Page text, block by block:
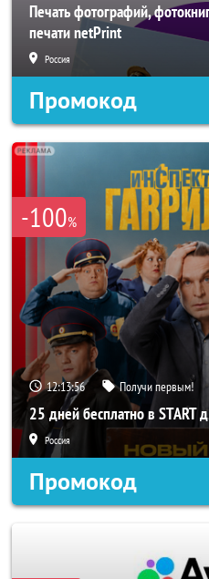
Печать фотографий,
печати netPrint
Россия
Промокод
-100%
12:13:53 Получи первым!
25 дней бесплатно в START
Россия
Промокод